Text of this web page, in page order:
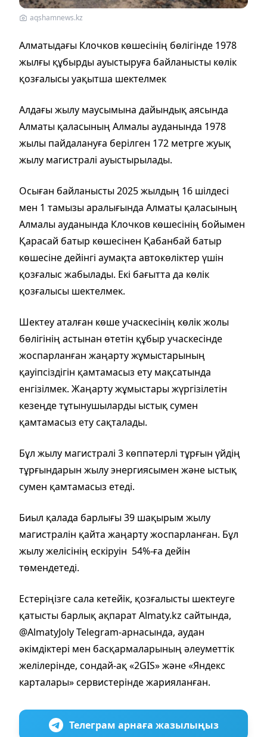
aqshamnews.kz
Алматыдағы Клочков көшесінің бөлігінде 1978
жылғы құбырды ауыстыруға байланысты көлік
қозғалысы уақытша шектелмек
Алдағы жылу маусымына дайындық аясында
Алматы қаласының Алмалы ауданында 1978
жылы пайдалануға берілген 172 метрге жуық
жылу магистралі ауыстырылады.
Осыған байланысты 2025 жылдың 16 шілдесі
мен 1 тамызы аралығында Алматы қаласының
Алмалы ауданында Клочков көшесінің бойымен
Қарасай батыр көшесінен Қабанбай батыр
көшесіне дейінгі аумақта автокөліктер үшін
қозғалыс жабылады. Екі бағытта да көлік
қозғалысы шектелмек.
Шектеу аталған көше учаскесінің көлік жолы
бөлігінің астынан өтетін құбыр учаскесінде
жоспарланған жаңарту жұмыстарының
қауіпсіздігін қамтамасыз ету мақсатында
енгізілмек. Жаңарту жұмыстары жүргізілетін
кезеңде тұтынушыларды ыстық сумен
қамтамасыз ету сақталады.
Бұл жылу магистралі 3 көппәтерлі тұрғын үйдің
тұрғындарын жылу энергиясымен және ыстық
сумен қамтамасыз етеді.
Биыл қалада барлығы 39 шақырым жылу
магистралін қайта жаңарту жоспарланған. Бұл
жылу желісінің ескіруін 54%-ға дейін
төмендетеді.
Естеріңізге сала кетейік, қозғалысты шектеуге
қатысты барлық ақпарат Almaty.kz сайтында,
@AlmatyJoly Telegram-арнасында, аудан
әкімдіктері мен басқармаларының әлеуметтік
желілерінде, сондай-ақ «2GIS» және «Яндекс
карталары» сервистерінде жарияланған.
Телеграм арнаға жазылыңыз